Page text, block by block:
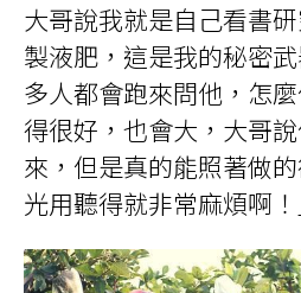
大哥說我就是自己看書
製液肥，這是我的秘密
多人都會跑來問他，怎
得很好，也會大，大哥
來，但是真的能照著做
光用聽得就非常麻煩啊！